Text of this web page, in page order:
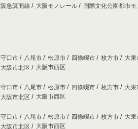
阪急箕面線 大阪モノレール 国際文化公園都市
守口市 八尾市 松原市 四條畷市 枚方市 大東
大阪市北区 大阪市西区
守口市 八尾市 松原市 四條畷市 枚方市 大東
大阪市北区 大阪市西区
守口市 八尾市 松原市 四條畷市 枚方市 大東
大阪市北区 大阪市西区